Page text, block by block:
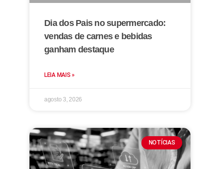
Dia dos Pais no supermercado:
vendas de carnes e bebidas
ganham destaque
LEIA MAIS »
agosto 3, 2026
NOTÍCIAS